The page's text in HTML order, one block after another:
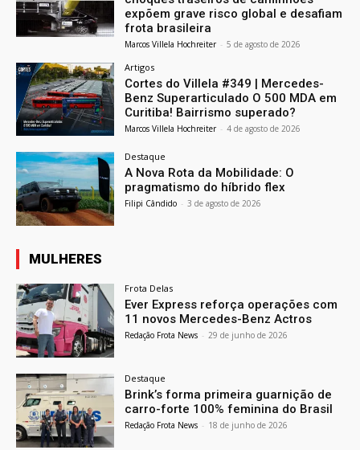
expõem grave risco global e desafiam
frota brasileira
Marcos Villela Hochreiter - 5 de agosto de 2026
Artigos
Cortes do Villela #349 | Mercedes-
Benz Superarticulado O 500 MDA em
Curitiba! Bairrismo superado?
Marcos Villela Hochreiter - 4 de agosto de 2026
Destaque
A Nova Rota da Mobilidade: O
pragmatismo do híbrido flex
Filipi Cândido - 3 de agosto de 2026
MULHERES
Frota Delas
Ever Express reforça operações com
11 novos Mercedes-Benz Actros
Redação Frota News - 29 de junho de 2026
Destaque
Brink’s forma primeira guarnição de
carro-forte 100% feminina do Brasil
Redação Frota News - 18 de junho de 2026